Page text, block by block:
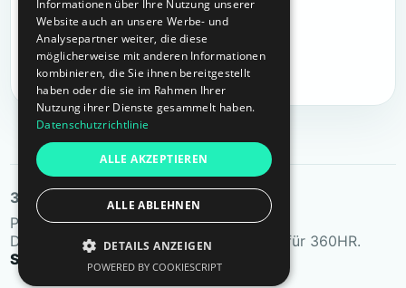
verfeinert.
Ticket erstellen
360HR Hilfe
Produktanleitungen, Best Practices,
Datenschutzinformationen und Support für 360HR.
Support
StatusDatenschutzImpressum
Informationen über Ihre Nutzung unserer
Website auch an unsere Werbe- und
Analysepartner weiter, die diese
möglicherweise mit anderen Informationen
kombinieren, die Sie ihnen bereitgestellt
haben oder die sie im Rahmen Ihrer
Nutzung ihrer Dienste gesammelt haben.
Datenschutzrichtlinie
ALLE AKZEPTIEREN
ALLE ABLEHNEN
DETAILS ANZEIGEN
POWERED BY COOKIESCRIPT